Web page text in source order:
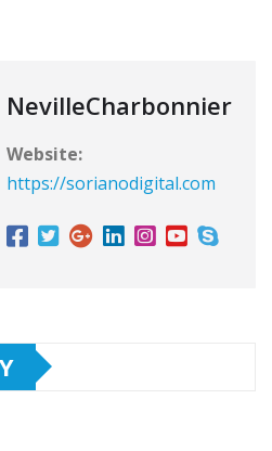
NevilleCharbonnier
Website:
https://sorianodigital.com